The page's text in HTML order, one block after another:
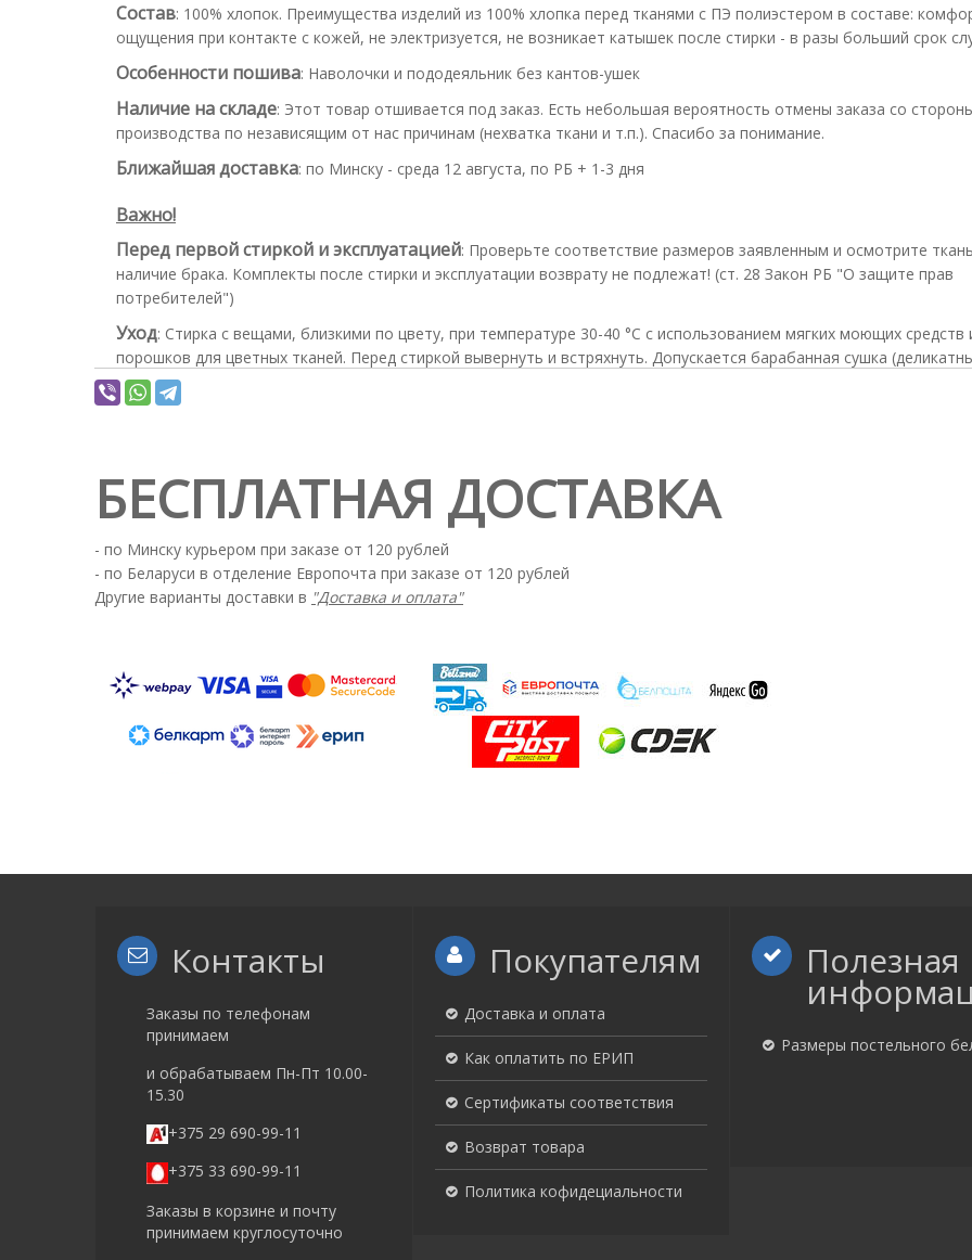
Состав: 100% хлопок. Преимущества изделий из 100% хлопка перед тканями с ПЭ полиэстером в составе:
ощущения при контакте с кожей, не электризуется, не возникает катышек после стирки - в разы больший срок
Особенности пошива: Наволочки и пододеяльник без кантов-ушек
Наличие на складе: Этот товар отшивается под заказ. Есть небольшая вероятность отмены заказа со
производства по независящим от нас причинам (нехватка ткани и т.п.). Спасибо за понимание.
Ближайшая доставка: по Минску - среда 12 августа, по РБ + 1-3 дня
Важно!
Перед первой стиркой и эксплуатацией: Проверьте соответствие размеров заявленным и осмотрите
наличие брака. Комплекты после стирки и эксплуатации возврату не подлежат! (ст. 28 Закон РБ "О защите прав
потребителей")
Уход: Стирка с вещами, близкими по цвету, при температуре 30-40 °С с использованием мягких моющих средств
порошков для цветных тканей. Перед стиркой вывернуть и встряхнуть. Допускается барабанная сушка
режим).
БЕСПЛАТНАЯ ДОСТАВКА
- по Минску курьером при заказе от 120 рублей
- по Беларуси в отделение Европочта при заказе от 120 рублей
Другие варианты доставки в "Доставка и оплата"
Контакты
Заказы по телефонам
принимаем
и обрабатываем Пн-Пт 10.00-
15.30
+375 29 690-99-11
+375 33 690-99-11
Заказы в корзине и почту
принимаем круглосуточно
Покупателям
Доставка и оплата
Как оплатить по ЕРИП
Сертификаты соответствия
Возврат товара
Политика кофидециальности
Полезная
Размеры постельного